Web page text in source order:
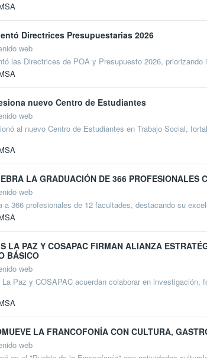
Directrices Presupuestarias 2026
web
las Directrices de POA y Presupuesto 2026,
nuevo Centro de Estudiantes
web
al nuevo Centro de Estudiantes en Trabajo Social,
LA GRADUACIÓN DE 366 PROFESIONALES
web
a 366 profesionales de 12 facultades, destacando su
LA PAZ Y COSAPAC FIRMAN ALIANZA
BÁSICO
web
Paz y COSAPAC acuerdan colaborar en
LA FRANCOFONÍA CON CULTURA,
web